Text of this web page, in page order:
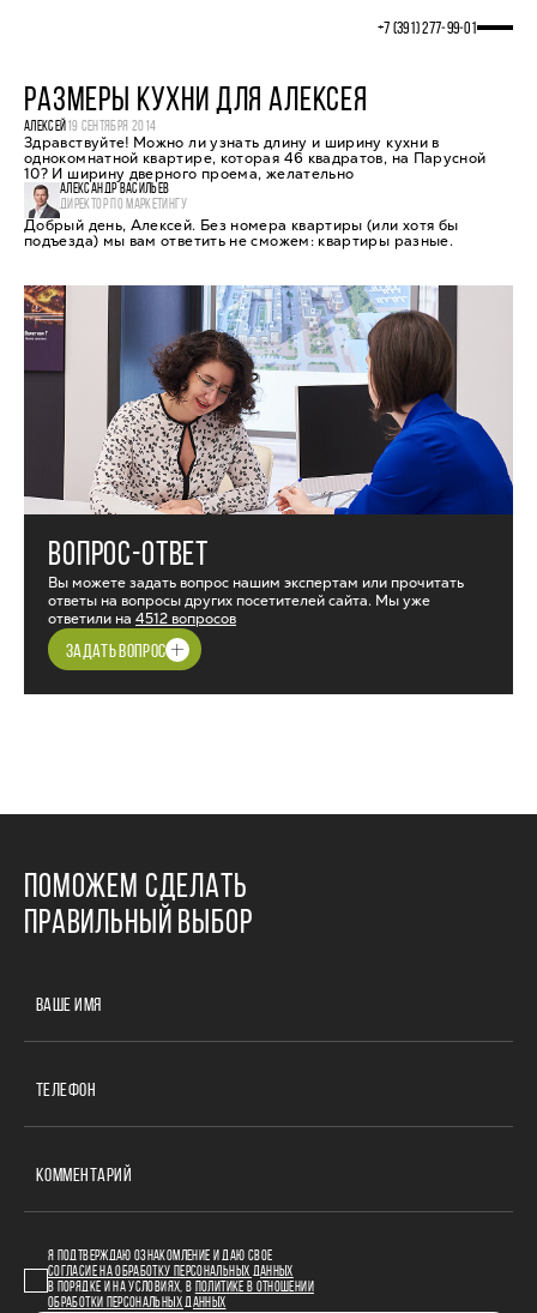
+7 (391) 277‒99‒01
РАЗМЕРЫ КУХНИ ДЛЯ АЛЕКСЕЯ
АЛЕКСЕЙ 19 СЕНТЯБРЯ 2014
Здравствуйте! Можно ли узнать длину и ширину кухни в
однокомнатной квартире, которая 46 квадратов, на Парусной
10? И ширину дверного проема, желательно
АЛЕКСАНДР ВАСИЛЬЕВ
ДИРЕКТОР ПО МАРКЕТИНГУ
Добрый день, Алексей. Без номера квартиры (или хотя бы
подъезда) мы вам ответить не сможем: квартиры разные.
ВОПРОС-ОТВЕТ
Вы можете задать вопрос нашим экспертам или прочитать
ответы на вопросы других посетителей сайта. Мы уже
ответили на 4512 вопросов
ЗАДАТЬ ВОПРОС
ПОМОЖЕМ СДЕЛАТЬ
ПРАВИЛЬНЫЙ ВЫБОР
ВАШЕ ИМЯ
ТЕЛЕФОН
КОММЕНТАРИЙ
Я ПОДТВЕРЖДАЮ ОЗНАКОМЛЕНИЕ И ДАЮ СВОЕ
СОГЛАСИЕ НА ОБРАБОТКУ ПЕРСОНАЛЬНЫХ ДАННЫХ
В ПОРЯДКЕ И НА УСЛОВИЯХ, В
ПОЛИТИКЕ В ОТНОШЕНИИ
ОБРАБОТКИ ПЕРСОНАЛЬНЫХ ДАННЫХ